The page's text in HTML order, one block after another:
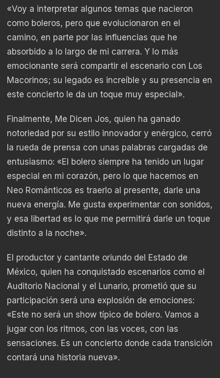
«Voy a interpretar algunos temas que nacieron
como boleros, pero que evolucionaron en el
camino, en parte por las influencias que he
absorbido a lo largo de mi carrera. Y lo más
emocionante será compartir el escenario con Los
Macorinos; su legado es increíble y su presencia en
este concierto le da un toque muy especial».
Finalmente, Me Dicen Jos, quien ha ganado
notoriedad por su estilo innovador y enérgico, cerró
la rueda de prensa con unas palabras cargadas de
entusiasmo: «El bolero siempre ha tenido un lugar
especial en mi corazón, pero lo que hacemos en
Neo Románticos es traerlo al presente, darle una
nueva energía. Me gusta experimentar con sonidos,
y esa libertad es lo que me permitirá darle un toque
distinto a la noche».
El productor y cantante oriundo del Estado de
México, quien ha conquistado escenarios como el
Auditorio Nacional y el Lunario, prometió que su
participación será una explosión de emociones:
«Este no será un show típico de bolero. Vamos a
jugar con los ritmos, con las voces, con las
sensaciones. Es un concierto donde cada transición
contará una historia nueva».